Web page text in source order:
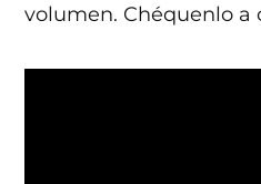
volumen. Chéquenlo a